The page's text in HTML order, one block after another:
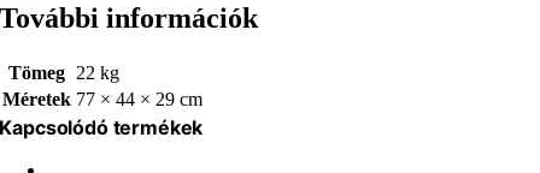
További információk
Tömeg 22 kg
Méretek 77 × 44 × 29 cm
Kapcsolódó termékek